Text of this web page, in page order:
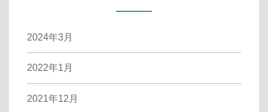
2024年3月
2022年1月
2021年12月